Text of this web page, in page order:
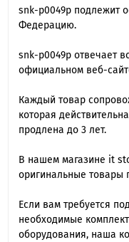
snk-p0049p подлежит
Федерацию.
snk-p0049p отвечает
официальном веб-
Каждый товар
которая
продлена до 3 лет.
В нашем магазине it
оригинальные товары
Если вам требуется
необходимые
оборудования, наша